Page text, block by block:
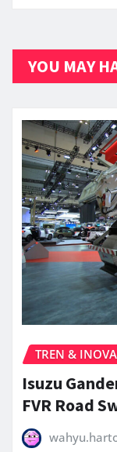
YOU MAY
TREN &
Isuzu
FVR Road